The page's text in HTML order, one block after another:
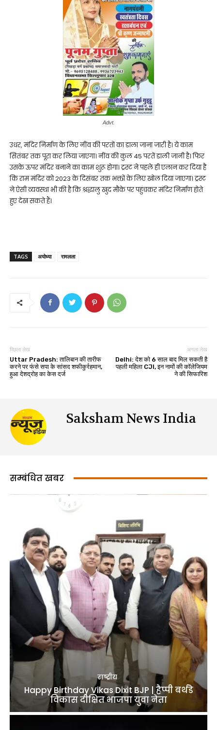
Advt.
उधर, मंदिर निर्माण के लिए नींव की परतों का डाला जाना जारी है। ये काम
सितंबर तक पूरा कर लिया जाएगा। नींव की कुल 45 परतें डाली जानी है। फिर
उसके ऊपर मंदिर बनाने का काम शुरू होगा। ट्रस्ट ने पहले ही एलान कर दिया है
कि राम मंदिर को 2023 के दिसंबर तक भक्तों के लिए खोल दिया जाएगा। ट्रस्ट
ने ऐसी व्यवस्था भी की है कि श्रद्धालु खुद मौके पर पहुंचकर मंदिर निर्माण होते
हुए देख सकते हैं।
TAGS अयोध्या रामलला
पिछला लेख
Uttar Pradesh: तालिबान की तारीफ
करने पर फंसे सपा के सांसद शफीकुर्रहमान,
हुआ देशद्रोह का केस दर्ज
अगला लेख
Delhi: देश को 6 साल बाद मिल सकती है
पहली महिला CJI, इन नामों की कॉलेजियम
ने की सिफारिश
Saksham News India
सम्बंधित खबर
राष्ट्रीय
Happy Birthday Vikas Dixit BJP | हैप्पी बर्थडे
विकास दीक्षित भाजपा युवा नेता